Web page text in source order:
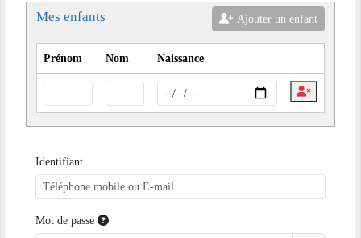
Mes enfants Ajouter un enfant
Prénom Nom Naissance
Identifiant
Mot de passe